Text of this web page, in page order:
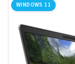
WINDOWS 11